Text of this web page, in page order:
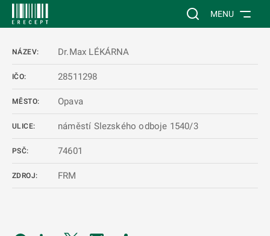
Vyhledávání na
MENU
NÁZEV: Dr.Max LÉKÁRNA
IČO: 28511298
MĚSTO: Opava
ULICE: náměstí Slezského odboje 1540/3
PSČ: 74601
ZDROJ: FRM